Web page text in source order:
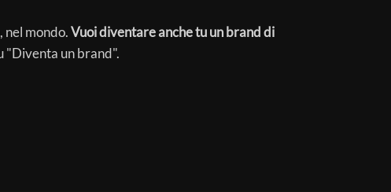
nel mondo.Vuoi diventare anche tu un brand di
"Diventa un brand".